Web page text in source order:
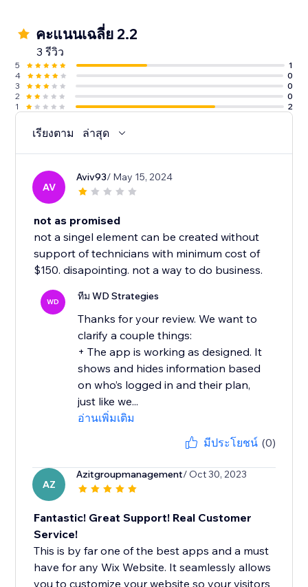
คะแนนเฉลี่ย 2.2
3 รีวิว
5
1
4
0
3
0
2
0
1
2
เรียงตาม ล่าสุด
AV
Aviv93/ May 15, 2024
not as promised
not a singel element can be created without
support of technicians with minimum cost of
$150. disapointing. not a way to do business.
WD ทีม WD Strategies
Thanks for your review. We want to
clarify a couple things:
+ The app is working as designed. It
shows and hides information based
on who’s logged in and their plan,
just like we...
อ่านเพิ่มเติม
มีประโยชน์ (0)
AZ
Azitgroupmanagement/ Oct 30, 2023
Fantastic! Great Support! Real Customer
Service!
This is by far one of the best apps and a must
have for any Wix Website. It seamlessly allows
you to customize your website so your visitors